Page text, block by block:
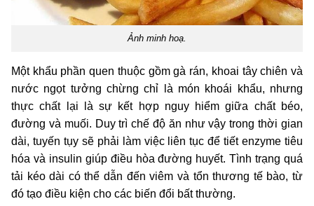
Ảnh minh hoạ.
Một khẩu phần quen thuộc gồm gà rán, khoai tây chiên và
nước ngọt tưởng chừng chỉ là món khoái khẩu, nhưng
thực chất lại là sự kết hợp nguy hiểm giữa chất béo,
đường và muối. Duy trì chế độ ăn như vậy trong thời gian
dài, tuyến tụy sẽ phải làm việc liên tục để tiết enzyme tiêu
hóa và insulin giúp điều hòa đường huyết. Tình trạng quá
tải kéo dài có thể dẫn đến viêm và tổn thương tế bào, từ
đó tạo điều kiện cho các biến đổi bất thường.